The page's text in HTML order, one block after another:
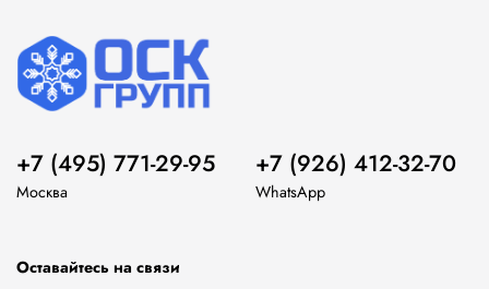
+7 (495) 771-29-95
Москва
+7 (926) 412-32-70
WhatsApp
Оставайтесь на связи